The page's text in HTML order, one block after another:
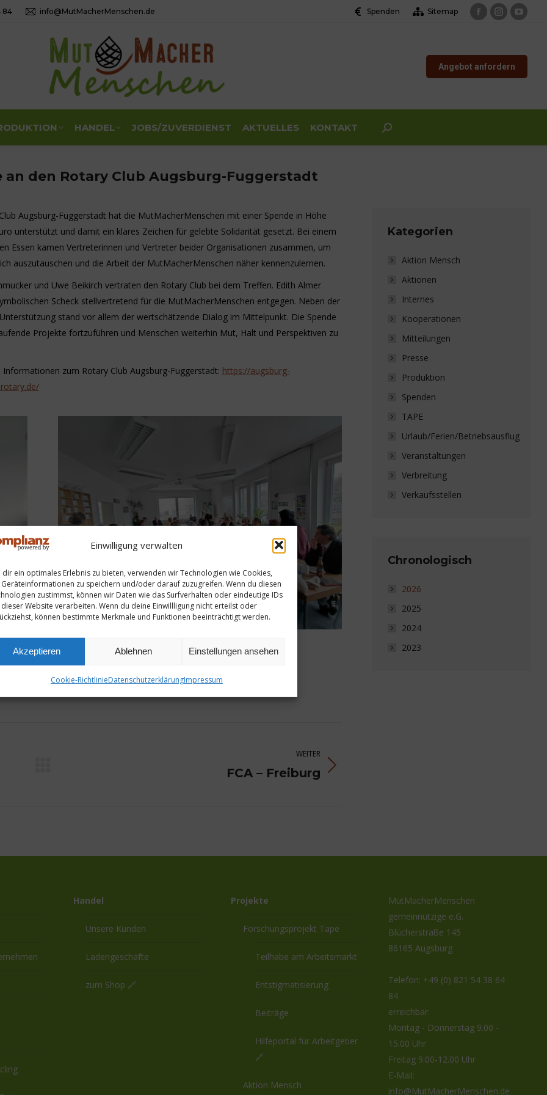
Einwilligung verwalten
dir ein optimales Erlebnis zu bieten, verwenden wir Technologien wie Cookies,
Geräteinformationen zu speichern und/oder darauf zuzugreifen. Wenn du diesen
zustimmst, können wir Daten wie das Surfverhalten oder eindeutige IDs
dieser Website verarbeiten. Wenn du deine Einwillligung nicht erteilst oder
können bestimmte Merkmale und Funktionen beeinträchtigt werden.
Akzeptieren Ablehnen Einstellungen ansehen
Cookie-RichtlinieDatenschutzerklärungImpressum
84 info@MutMacherMenschen.de Spenden Sitemap
Facebook
opens
in
Instagram
opens
in
opens
Angebot anfordern
HANDEL JOBS/ZUVERDIENST AKTUELLES KONTAKT Search:
an den Rotary Club Augsburg-Fuggerstadt
Augsburg-Fuggerstadt hat die MutMacherMenschen mit einer Spende in Höhe
unterstützt und damit ein klares Zeichen für gelebte Solidarität gesetzt. Bei einem
Essen kamen Vertreterinnen und Vertreter beider Organisationen zusammen, um
auszutauschen und die Arbeit der MutMacherMenschen näher kennenzulernen.
und Uwe Beikirch vertraten den Rotary Club bei dem Treffen. Edith Almer
Scheck stellvertretend für die MutMacherMenschen entgegen. Neben der
stand vor allem der wertschätzende Dialog im Mittelpunkt. Die Spende
Projekte fortzuführen und Menschen weiterhin Mut, Halt und Perspektiven zu
Informationen zum Rotary Club Augsburg-Fuggerstadt: https://augsburg-
14. Januar 2026
WEITER
FCA – Freiburg
Kategorien
Aktion Mensch
Aktionen
Internes
Kooperationen
Mitteilungen
Presse
Produktion
Spenden
TAPE
Urlaub/Ferien/Betriebsausflug
Veranstaltungen
Verbreitung
Verkaufsstellen
Chronologisch
2026
2025
2024
2023
Handel
Unsere Kunden
Ladengeschäfte
zum Shop 🔗
Projekte
Forschungsprojekt Tape
Teilhabe am Arbeitsmarkt
Entstigmatisierung
Beiträge
Hilfeportal für Arbeitgeber
🔗
Aktion Mensch
MutMacherMenschen
gemeinnützige e.G.
Blücherstraße 145
86165 Augsburg
Telefon: +49 (0) 821 54 38 64
84
erreichbar:
Montag - Donnerstag 9.00 -
15.00 Uhr
Freitag 9.00-12.00 Uhr
E-Mail:
info@MutMacherMenschen.de